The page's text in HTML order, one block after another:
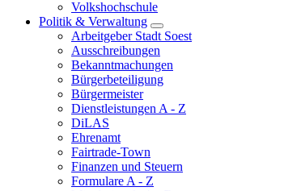
Volkshochschule
Politik & Verwaltung
Arbeitgeber Stadt Soest
Ausschreibungen
Bekanntmachungen
Bürgerbeteiligung
Bürgermeister
Dienstleistungen A - Z
DiLAS
Ehrenamt
Fairtrade-Town
Finanzen und Steuern
Formulare A - Z